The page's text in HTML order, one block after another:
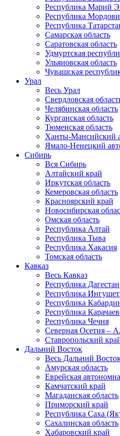
Республика Марий
Республика
Республика
Самарская область
Саратовская область
Удмуртская
Ульяновская область
Чувашская
Урал
Весь Урал
Свердловская
Челябинская область
Курганская область
Тюменская область
Ханты-Мансийский
Ямало-Ненецкий
Сибирь
Вся Сибирь
Алтайский край
Иркутская область
Кемеровская область
Красноярский край
Новосибирская
Омская область
Республика Алтай
Республика Тыва
Республика Хакасия
Томская область
Кавказ
Весь Кавказ
Республика Дагестан
Республика
Республика
Республика
Республика Чечня
Северная Осетия –
Ставропольский
Дальний Восток
Весь Дальний
Амурская область
Еврейская
Камчатский край
Магаданская область
Приморский край
Республика Саха
Сахалинская область
Хабаровский край